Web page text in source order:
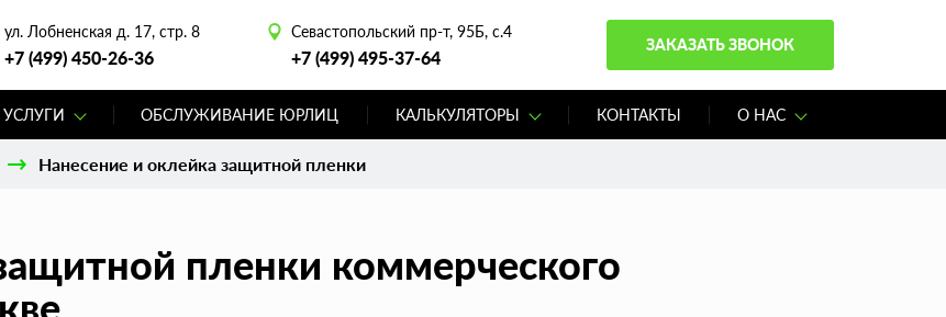
ул. Лобненская д. 17, стр. 8
+7 (499) 450-26-36
Севастопольский пр-т, 95Б, с.4
+7 (499) 495-37-64
ЗАКАЗАТЬ ЗВОНОК
УСЛУГИ ОБСЛУЖИВАНИЕ ЮРЛИЦ КАЛЬКУЛЯТОРЫ КОНТАКТЫ О НАС
Нанесение и оклейка защитной пленки
пленки коммерческого